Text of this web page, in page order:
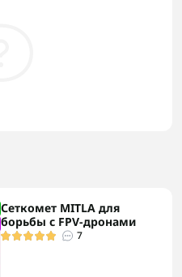
Сеткомет MITLA для
борьбы с FPV-дронами
7